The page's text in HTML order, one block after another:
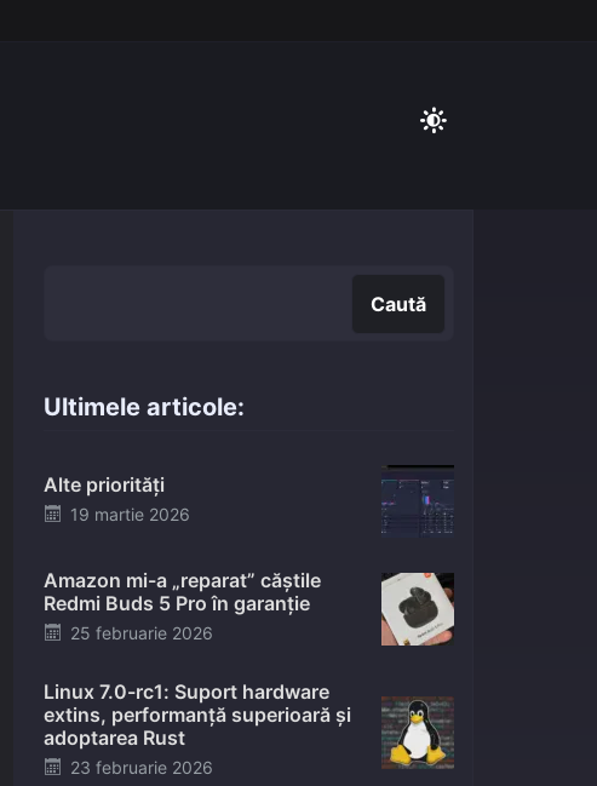
Caută
Ultimele articole:
Alte priorități
Posted
19 martie 2026
Amazon mi-a „reparat” căștile
Redmi Buds 5 Pro în garanție
Posted
25 februarie 2026
Linux 7.0-rc1: Suport hardware
extins, performanță superioară și
adoptarea Rust
Posted
23 februarie 2026